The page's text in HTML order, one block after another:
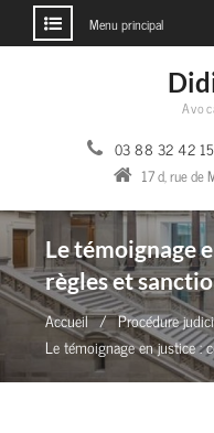
Menu principal
03 88 32 42 15
17 d, rue de
Le témoignage
règles et
Accueil
Procédure
Le témoignage en justice :